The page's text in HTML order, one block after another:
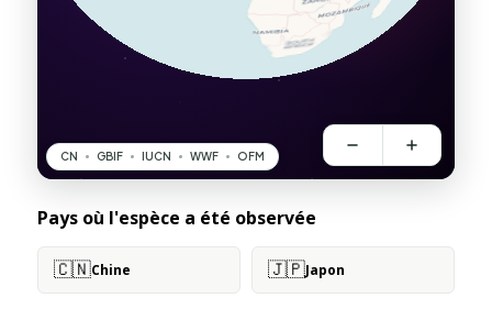
Pays où l'espèce a été observée
🇨🇳Chine 🇯🇵Japon